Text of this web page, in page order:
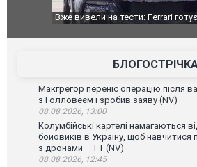
Вийшов трейлер нової
Макгрегор переніс операцію після
з Голловеєм і зробив заяву (NV)
08.08.2026, 13:00
Колумбійські картелі намагаються
бойовиків в Україну, щоб навчитися
з дронами — FT (NV)
08.08.2026, 12:45